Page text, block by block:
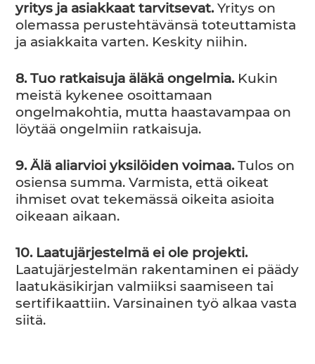
yritys ja asiakkaat tarvitsevat.Yritys on
olemassa perustehtävänsä toteuttamista
ja asiakkaita varten. Keskity niihin.
8. Tuo ratkaisuja äläkä ongelmia. Kukin
meistä kykenee osoittamaan
ongelmakohtia, mutta haastavampaa on
löytää ongelmiin ratkaisuja.
9.Älä aliarvioi yksilöiden voimaa.Tulos on
osiensa summa. Varmista, että oikeat
ihmiset ovat tekemässä oikeita asioita
oikeaan aikaan.
10. Laatujärjestelmä ei ole projekti.
Laatujärjestelmän rakentaminen ei päädy
laatukäsikirjan valmiiksi saamiseen tai
sertifikaattiin. Varsinainen työ alkaa vasta
siitä.